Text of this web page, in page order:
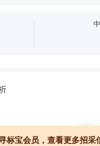
标宝会员，查看更多招采